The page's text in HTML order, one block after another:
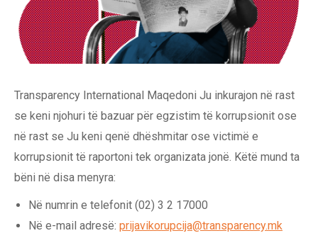
Transparency International Maqedoni Ju inkurajon në rast
se keni njohuri të bazuar për egzistim të korrupsionit ose
në rast se Ju keni qenë dhëshmitar ose victimë e
korrupsionit të raportoni tek organizata jonë. Këtë mund ta
bëni në disa menyra:
Në numrin e telefonit (02) 3 2 17000
Në e-mail adresë: prijavikorupcija@transparency.mk